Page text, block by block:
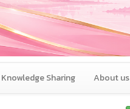
Knowledge Sharing About us